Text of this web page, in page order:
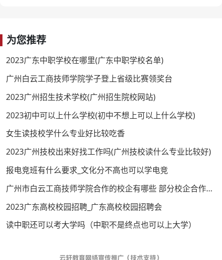
为您推荐
2023广东中职学校在哪里(广东中职学校名单)
广州白云工商技师学院学子登上省级比赛领奖台
2023广州招生技术学校(广州招生院校网站)
2023初中可以上什么学校(初中不想上可以上什么学校)
女生读技校学什么专业好比较吃香
2023广州技校出来好找工作吗(广州技校读什么专业比较好)
报电竞班有什么要求_文化分不高也可以学电竞
广州市白云工商技师学院合作的校企有哪些 部分校企合作项目概述
2023广东高校校园招聘_广东高校校园招聘会
读中职还可以考大学吗（中职不是终点也可以上大学）
云轩教育网络宣传推广（技术支持）